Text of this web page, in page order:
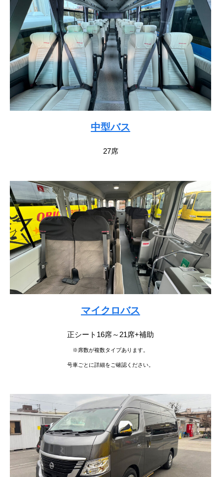
中型バス
27席
マイクロバス
正シート16席～21席+補助
※席数が複数タイプあります。
号車ごとに詳細をご確認ください。